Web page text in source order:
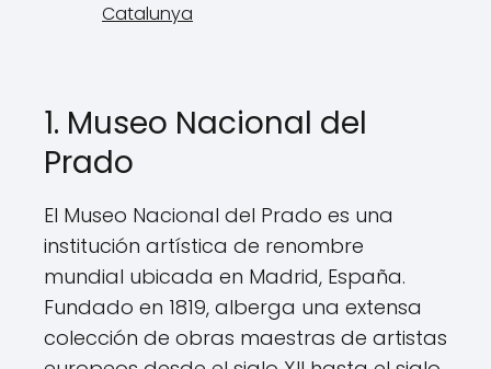
Catalunya
1. Museo Nacional del
Prado
El Museo Nacional del Prado es una
institución artística de renombre
mundial ubicada en Madrid, España.
Fundado en 1819, alberga una extensa
colección de obras maestras de artistas